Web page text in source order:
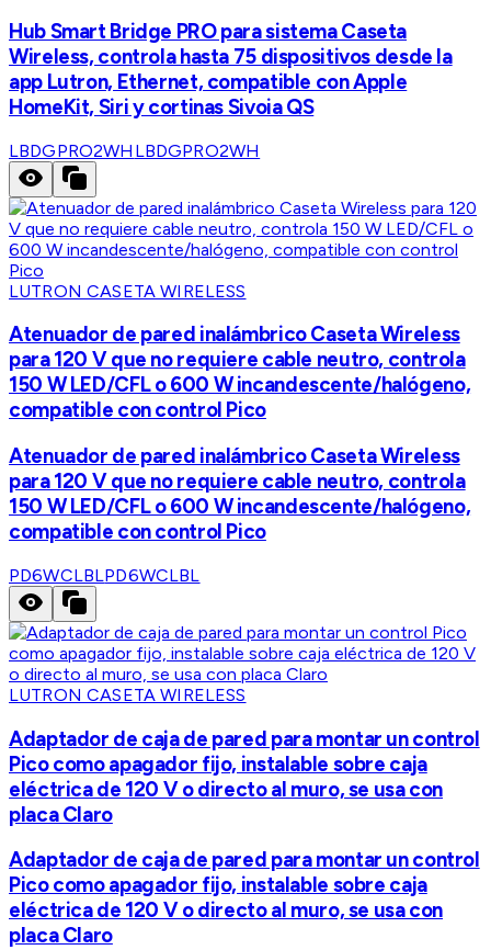
Hub Smart Bridge PRO para sistema Caseta
Wireless, controla hasta 75 dispositivos desde la
app Lutron, Ethernet, compatible con Apple
HomeKit, Siri y cortinas Sivoia QS
LBDGPRO2WH LBDGPRO2WH
LUTRON CASETA WIRELESS
Atenuador de pared inalámbrico Caseta Wireless
para 120 V que no requiere cable neutro, controla
150 W LED/CFL o 600 W incandescente/halógeno,
compatible con control Pico
Atenuador de pared inalámbrico Caseta Wireless
para 120 V que no requiere cable neutro, controla
150 W LED/CFL o 600 W incandescente/halógeno,
compatible con control Pico
PD6WCLBLPD6WCLBL
LUTRON CASETA WIRELESS
Adaptador de caja de pared para montar un control
Pico como apagador fijo, instalable sobre caja
eléctrica de 120 V o directo al muro, se usa con
placa Claro
Adaptador de caja de pared para montar un control
Pico como apagador fijo, instalable sobre caja
eléctrica de 120 V o directo al muro, se usa con
placa Claro